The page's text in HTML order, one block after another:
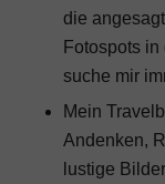
die
Fotospots
suche mir
Mein
Andenken,
lustige